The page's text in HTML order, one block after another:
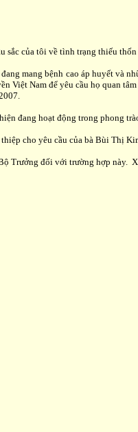
sắc của tôi về tình trạng thiếu
mang bệnh cao áp huyết và
Việt Nam để yêu cầu họ quan
đang hoạt động trong phong
cho yêu cầu của bà Bùi Thị
Trưởng đối với trường hợp